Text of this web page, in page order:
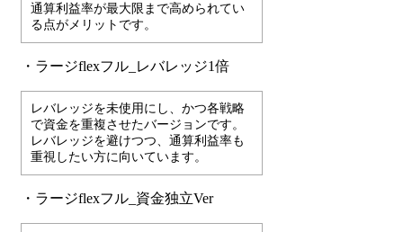
通算利益率が最大限まで高められてい
る点がメリットです。
・ラージflexフル_レバレッジ1倍
レバレッジを未使用にし、かつ各戦略
で資金を重複させたバージョンです。
レバレッジを避けつつ、通算利益率も
重視したい方に向いています。
・ラージflexフル_資金独立Ver